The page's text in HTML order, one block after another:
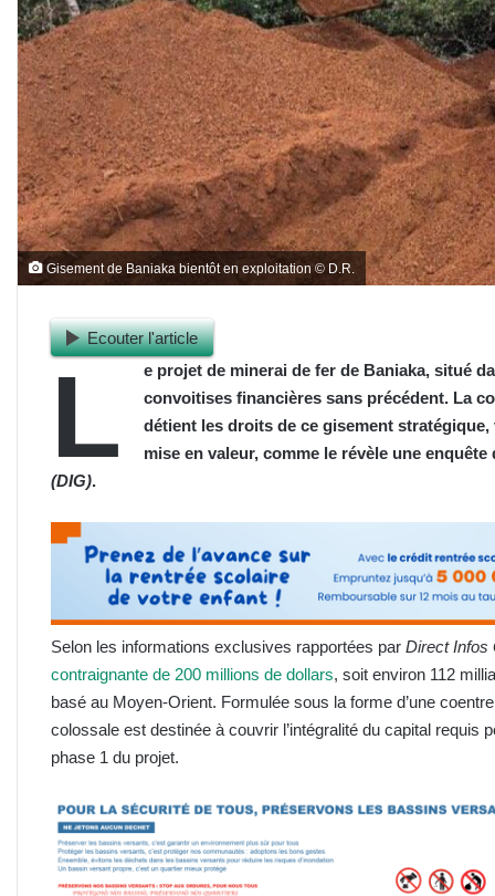
Gisement de Baniaka bientôt en exploitation © D.R.
Ecouter l'article
L
e projet de minerai de fer de Baniaka, situé
convoitises financières sans précédent. La
détient les droits de ce gisement
mise en valeur, comme le révèle une
(DIG).
Selon les informations exclusives rapportées par Direct Infos
contraignante de 200 millions de dollars, soit environ 112
basé au Moyen-Orient. Formulée sous la forme d’une
colossale est destinée à couvrir l’intégralité du capital requis
phase 1 du projet.